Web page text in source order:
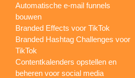
Automatische e-mail funnels
bouwen
Branded Effects voor TikTok
Branded Hashtag Challenges voor
TikTok
Contentkalenders opstellen en
beheren voor social media